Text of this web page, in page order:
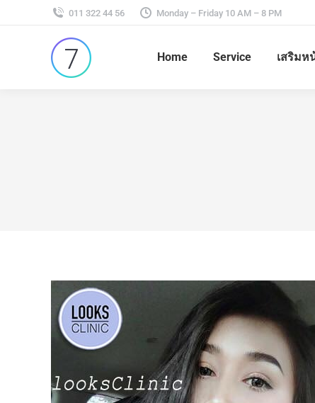
011 322 44 56 Monday – Friday 10 AM – 8 PM
Home Service เสริมห